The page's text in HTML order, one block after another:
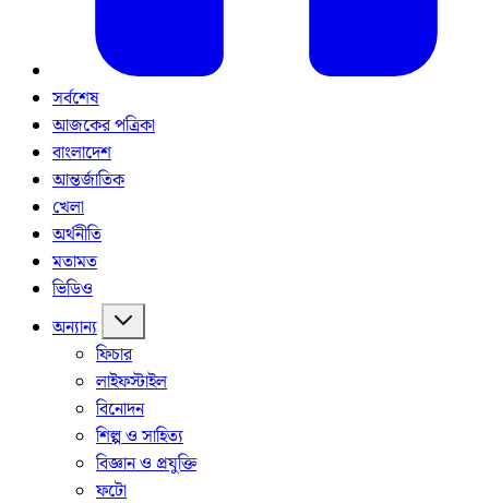
সর্বশেষ
আজকের পত্রিকা
বাংলাদেশ
আন্তর্জাতিক
খেলা
অর্থনীতি
মতামত
ভিডিও
অন্যান্য
ফিচার
লাইফস্টাইল
বিনোদন
শিল্প ও সাহিত্য
বিজ্ঞান ও প্রযুক্তি
ফটো